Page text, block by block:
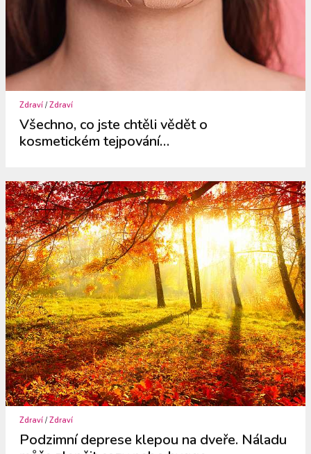
Zdraví /Zdraví
Všechno, co jste chtěli vědět o
kosmetickém tejpování…
Zdraví /Zdraví
Podzimní deprese klepou na dveře. Náladu